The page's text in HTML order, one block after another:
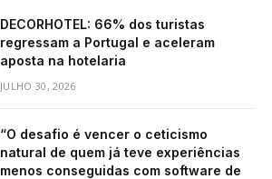
DECORHOTEL: 66% dos turistas
regressam a Portugal e aceleram
aposta na hotelaria
JULHO 30, 2026
“O desafio é vencer o ceticismo
natural de quem já teve experiências
menos conseguidas com software de